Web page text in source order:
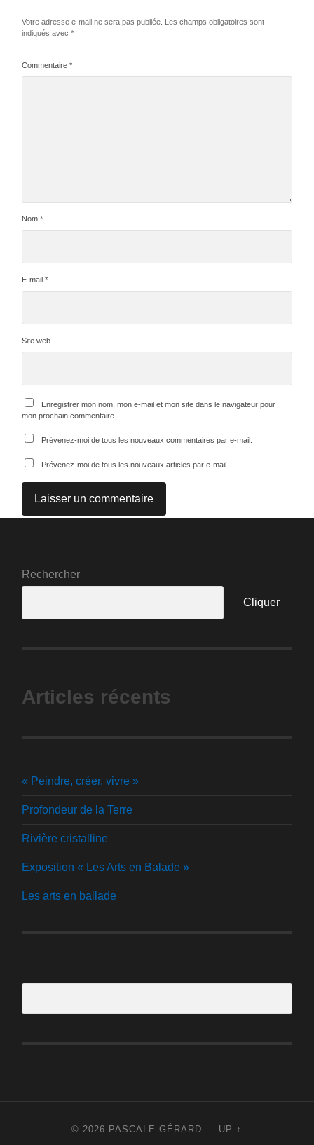
Votre adresse e-mail ne sera pas publiée. Les champs obligatoires sont
indiqués avec*
Commentaire*
Nom*
E-mail*
Site web
Enregistrer mon nom, mon e-mail et mon site dans le navigateur pour
mon prochain commentaire.
Prévenez-moi de tous les nouveaux commentaires par e-mail.
Prévenez-moi de tous les nouveaux articles par e-mail.
Rechercher
Cliquer
Articles récents
« Peindre, créer, vivre »
Profondeur de la Terre
Rivière cristalline
Exposition « Les Arts en Balade »
Les arts en ballade
© 2026 PASCALE GÉRARD — UP ↑